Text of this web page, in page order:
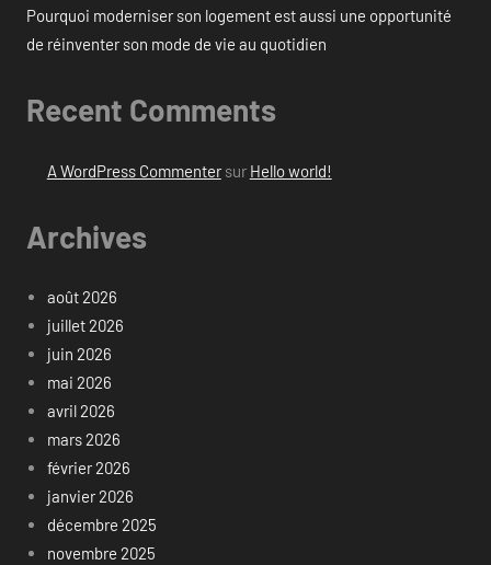
Pourquoi moderniser son logement est aussi une opportunité
de réinventer son mode de vie au quotidien
Recent Comments
A WordPress Commentersur Hello world!
Archives
août 2026
juillet 2026
juin 2026
mai 2026
avril 2026
mars 2026
février 2026
janvier 2026
décembre 2025
novembre 2025